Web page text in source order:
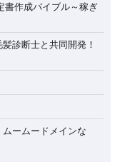
書作成バイブル～稼ぎ
診断士と共同開発！
ームードメインな